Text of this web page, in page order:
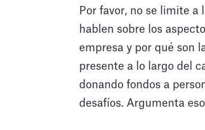
Por favor, no se limite a
hablen sobre los
empresa y por qué son
presente a lo largo del
donando fondos a
desafíos. Argumenta